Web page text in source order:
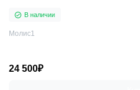
В наличии
Молис1
24 500₽